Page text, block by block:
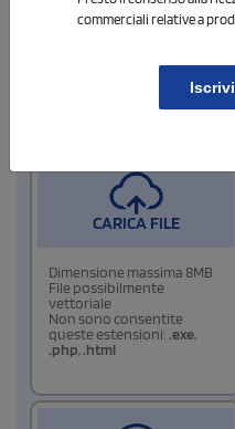
Cambio colore stampa
Allega i files di stampa
CARICA FILE
Dimensione massima 8MB
File possibilmente
vettoriale
Non sono consentite
queste estensioni: .exe,
.php,.html
commerciali relative a